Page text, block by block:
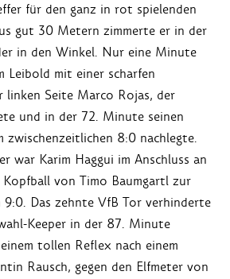
für den ganz in rot spielenden
gut 30 Metern zimmerte er in der
in den Winkel. Nur eine Minute
Leibold mit einer scharfen
linken Seite Marco Rojas, der
und in der 72. Minute seinen
zwischenzeitlichen 8:0 nachlegte.
war Karim Haggui im Anschluss an
von Timo Baumgartl zur
Das zehnte VfB Tor verhinderte
Keeper in der 87. Minute
tollen Reflex nach einem
Rausch, gegen den Elfmeter von